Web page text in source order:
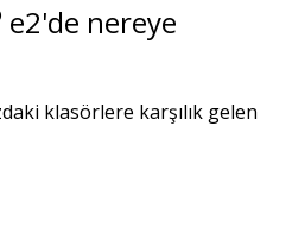
e2'de nereye
klasörlere karşılık gelen